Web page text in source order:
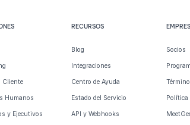
Cliente
Humanos
y Ejecutivos
RECURSOS
Blog
Integraciones
Centro de Ayuda
Estado del Servicio
API y Webhooks
Socios
Política